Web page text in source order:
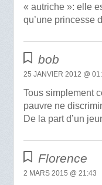
« autriche »: elle
qu’une princesse
bob
25 JANVIER 2012 @
Tous simplement
pauvre ne
De la part d’un
Florence
2 MARS 2015 @ 21:43